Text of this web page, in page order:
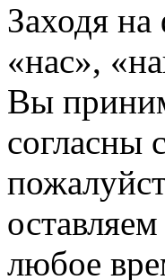
Заходя
«нас»,
Вы
согласны
любое